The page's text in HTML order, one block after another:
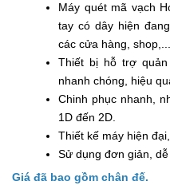
Máy quét mã vạch
tay có dây hiện
các cửa hàng, shop,...
Thiết bị hỗ trợ
nhanh chóng, hiệu
Chinh phục nhanh,
1D đến 2D.
Thiết kế máy hiện
Sử dụng đơn giản,
Giá đã bao gồm chân đế.